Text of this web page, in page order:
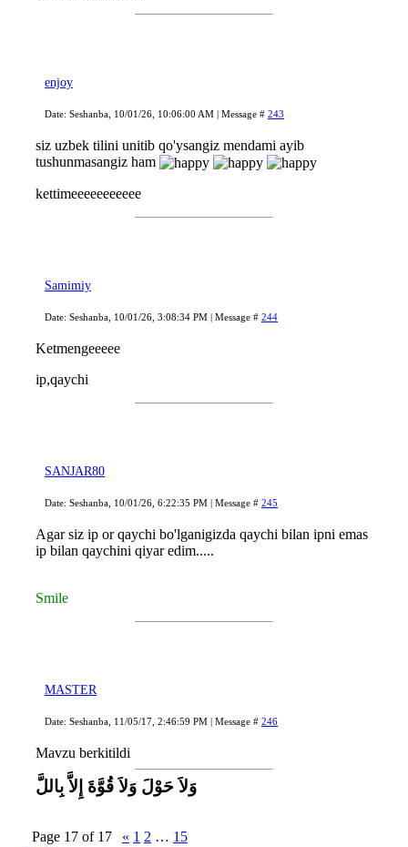
enjoy
Date: Seshanba, 10/01/26, 10:06:00 AM | Message # 243
siz uzbek tilini unitib qo'ysangiz mendami ayib
tushunmasangiz ham
kettimeeeeeeeeeee
Samimiy
Date: Seshanba, 10/01/26, 3:08:34 PM | Message # 244
Ketmengeeeee
ip,qaychi
SANJAR80
Date: Seshanba, 10/01/26, 6:22:35 PM | Message # 245
Agar siz ip or qaychi bo'lganigizda qaychi bilan ipni emas
ip bilan qaychini qiyar edim.....
Smile
MASTER
Date: Seshanba, 11/05/17, 2:46:59 PM | Message # 246
Mavzu berkitildi
وَلاَ حَوْلَ وَلاَ قُوَّةَ إِلاَّ بِاللَّ
Page 17 of 17 « 1 2 … 15